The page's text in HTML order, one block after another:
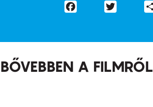
Facebook
BŐVEBBEN A FILMRŐL